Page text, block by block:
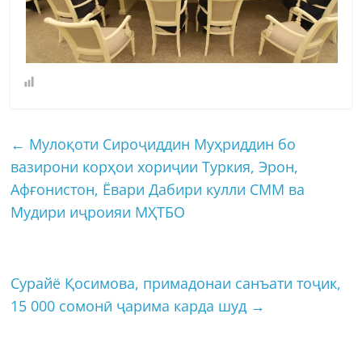
← Мулоқоти Сироҷиддин Муҳриддин бо
вазирони корҳои хориҷии Туркия, Эрон,
Афғонистон, Ёвари Дабири кулли СММ ва
Мудири иҷроияи МҲТБО
Сурайё Қосимова, примадонаи санъати тоҷик,
15 000 сомонӣ ҷарима карда шуд →